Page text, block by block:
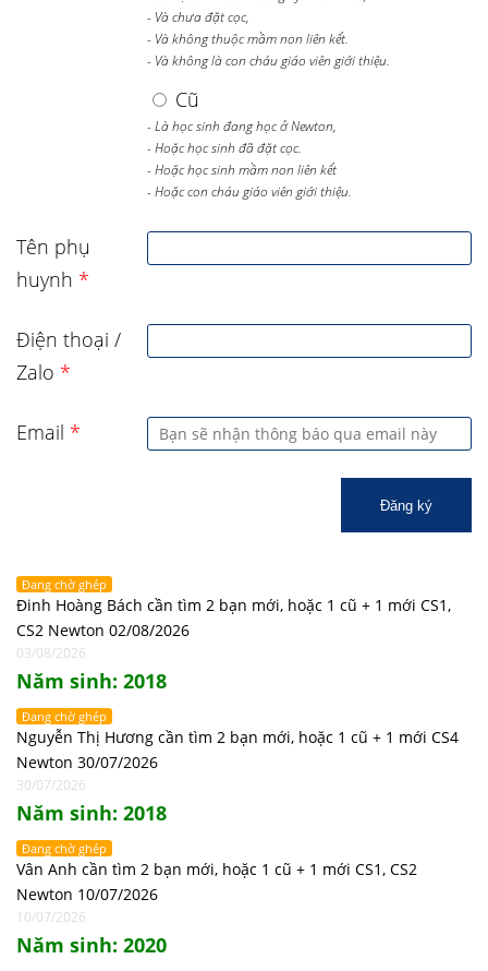
- Và chưa đặt cọc,
- Và không thuộc mầm non liên kết.
- Và không là con cháu giáo viên giới thiệu.
Cũ
- Là học sinh đang học ở Newton,
- Hoặc học sinh đã đặt cọc.
- Hoặc học sinh mầm non liên kết
- Hoặc con cháu giáo viên giới thiệu.
Tên phụ
huynh *
Điện thoại /
Zalo *
Email *
Đăng ký
Đang chờ ghép
Đinh Hoàng Bách cần tìm 2 bạn mới, hoặc 1 cũ + 1 mới CS1,
CS2 Newton 02/08/2026
03/08/2026
Năm sinh: 2018
Đang chờ ghép
Nguyễn Thị Hương cần tìm 2 bạn mới, hoặc 1 cũ + 1 mới CS4
Newton 30/07/2026
30/07/2026
Năm sinh: 2018
Đang chờ ghép
Vân Anh cần tìm 2 bạn mới, hoặc 1 cũ + 1 mới CS1, CS2
Newton 10/07/2026
10/07/2026
Năm sinh: 2020